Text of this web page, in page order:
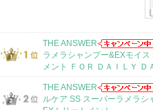
THE ANSWER
ラメラシャンプー&EXモイス
メント ＦＯＲ ＤＡＩＬＹ Ｄ
THE ANSWER
ルケア SS スーパーラメラシ